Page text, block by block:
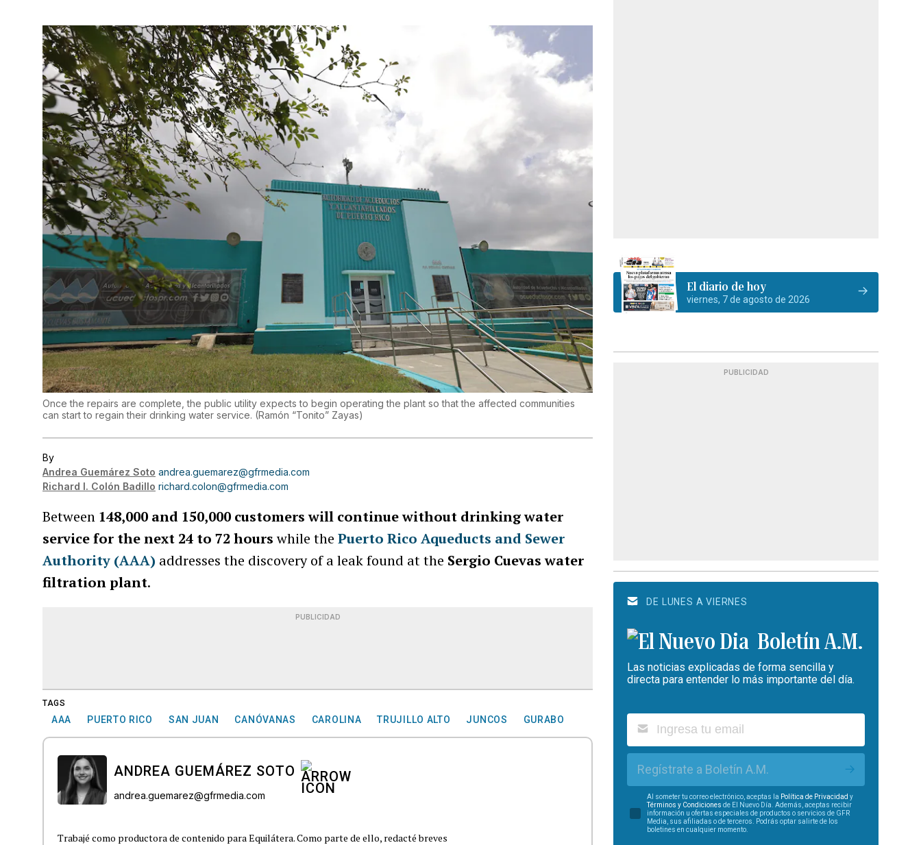
Once the repairs are complete, the public utility expects to begin operating the plant so that the affected communities
can start to regain their drinking water service. (Ramón “Tonito” Zayas)
By
Andrea Guemárez Soto andrea.guemarez@gfrmedia.com
Richard I. Colón Badillo richard.colon@gfrmedia.com
Between 148,000 and 150,000 customers will continue without drinking water
service for the next 24 to 72 hourswhile thePuerto Rico Aqueducts and Sewer
Authority (AAA) addresses the discovery of a leak found at the Sergio Cuevas water
filtration plant.
PUBLICIDAD
TAGS
AAA PUERTO RICO SAN JUAN CANÓVANAS CAROLINA TRUJILLO ALTO JUNCOS GURABO
ANDREA GUEMÁREZ SOTO
andrea.guemarez@gfrmedia.com
Trabajé como productora de contenido para Equilátera. Como parte de ello, redacté breves
El diario de hoy
viernes, 7 de agosto de 2026
PUBLICIDAD
DE LUNES A VIERNES
Boletín A.M.
Las noticias explicadas de forma sencilla y
directa para entender lo más importante del día.
Regístrate a Boletín A.M.
Al someter tu correo electrónico, aceptas la Política de Privacidad y
Términos y Condiciones de El Nuevo Día. Además, aceptas recibir
información u ofertas especiales de productos o servicios de GFR
Media, sus afiliadas o de terceros. Podrás optar salirte de los
boletines en cualquier momento.